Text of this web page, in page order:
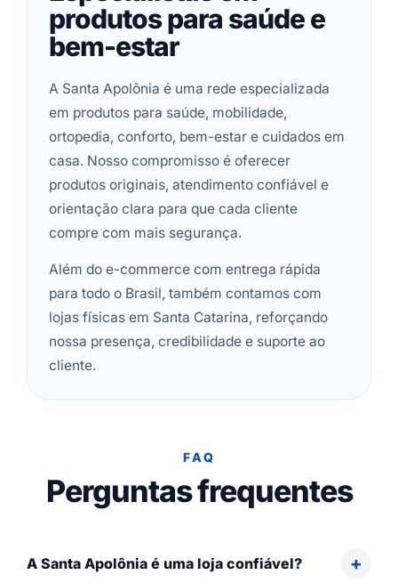
produtos para saúde e
bem-estar
A Santa Apolônia é uma rede especializada
em produtos para saúde, mobilidade,
ortopedia, conforto, bem-estar e cuidados em
casa. Nosso compromisso é oferecer
produtos originais, atendimento confiável e
orientação clara para que cada cliente
compre com mais segurança.
Além do e-commerce com entrega rápida
para todo o Brasil, também contamos com
lojas físicas em Santa Catarina, reforçando
nossa presença, credibilidade e suporte ao
cliente.
FAQ
Perguntas frequentes
A Santa Apolônia é uma loja confiável?